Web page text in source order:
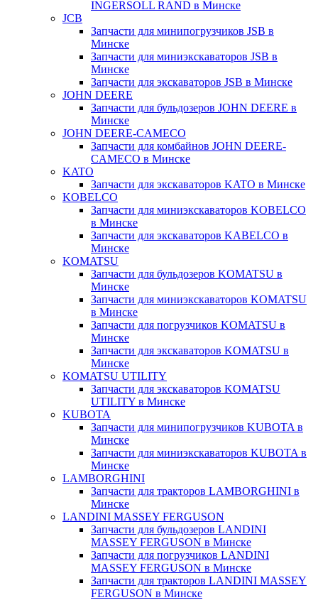
INGERSOLL RAND в Минске
JCB
Запчасти для минипогрузчиков JSB в
Минске
Запчасти для миниэкскаваторов JSB в
Минске
Запчасти для экскаваторов JSB в Минске
JOHN DEERE
Запчасти для бульдозеров JOHN DEERE в
Минске
JOHN DEERE-CAMECO
Запчасти для комбайнов JOHN DEERE-
CAMECO в Минске
KATO
Запчасти для экскаваторов KATO в Минске
KOBELCO
Запчасти для миниэкскаваторов KOBELCO
в Минске
Запчасти для экскаваторов KABELCO в
Минске
KOMATSU
Запчасти для бульдозеров KOMATSU в
Минске
Запчасти для миниэкскаваторов KOMATSU
в Минске
Запчасти для погрузчиков KOMATSU в
Минске
Запчасти для экскаваторов KOMATSU в
Минске
KOMATSU UTILITY
Запчасти для экскаваторов KOMATSU
UTILITY в Минске
KUBOTA
Запчасти для минипогрузчиков KUBOTA в
Минске
Запчасти для миниэкскаваторов KUBOTA в
Минске
LAMBORGHINI
Запчасти для тракторов LAMBORGHINI в
Минске
LANDINI MASSEY FERGUSON
Запчасти для бульдозеров LANDINI
MASSEY FERGUSON в Минске
Запчасти для погрузчиков LANDINI
MASSEY FERGUSON в Минске
Запчасти для тракторов LANDINI MASSEY
FERGUSON в Минске